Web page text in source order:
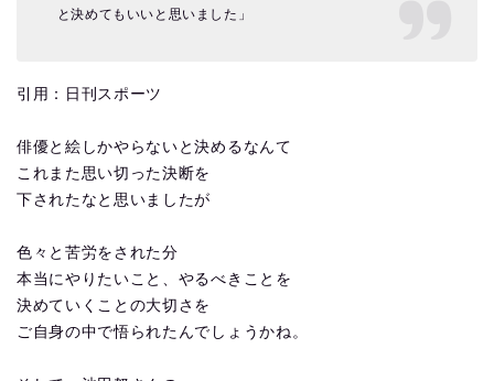
と決めてもいいと思いました」
引用：日刊スポーツ
俳優と絵しかやらないと決めるなんて
これまた思い切った決断を
下されたなと思いましたが
色々と苦労をされた分
本当にやりたいこと、やるべきことを
決めていくことの大切さを
ご自身の中で悟られたんでしょうかね。